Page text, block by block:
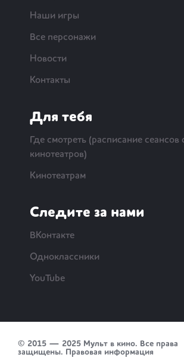
Наши игры
Все персонажи
Новости
Контакты
Для тебя
Где смотреть (расписание сеансов
кинотеатров)
Кинотеатрам
Следите за нами
ВКонтакте
Одноклассники
YouTube
© 2015 — 2025 Мульт в кино. Все права
защищены. Правовая информация